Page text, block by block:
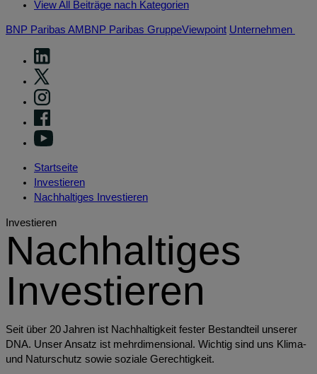
View All Beiträge nach Kategorien
BNP Paribas AM BNP Paribas GruppeViewpoint Unternehmen
Startseite
Investieren
Nachhaltiges Investieren
Investieren
Nachhaltiges
Investieren
Seit über 20 Jahren ist Nachhaltigkeit fester Bestandteil unserer
DNA. Unser Ansatz ist mehrdimensional. Wichtig sind uns Klima-
und Naturschutz sowie soziale Gerechtigkeit.